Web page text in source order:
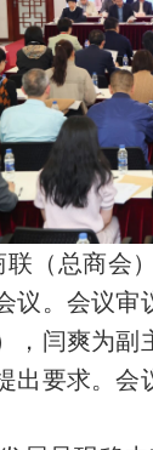
（总商会
议。会议
，闫爽为
出要求。